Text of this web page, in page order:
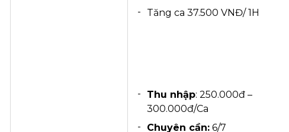
Tăng ca 37.500 VNĐ/ 1H
Thu nhập: 250.000đ –
300.000đ/Ca
Chuyên cần: 6/7